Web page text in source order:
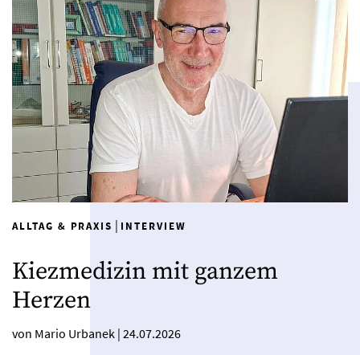
ALLTAG & PRAXIS | INTERVIEW
Kiezmedizin mit ganzem
Herzen
von Mario Urbanek | 24.07.2026